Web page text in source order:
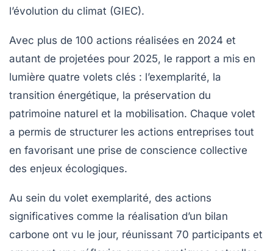
l’évolution du climat (GIEC).
Avec plus de 100 actions réalisées en 2024 et
autant de projetées pour 2025, le rapport a mis en
lumière quatre volets clés : l’exemplarité, la
transition énergétique, la préservation du
patrimoine naturel et la mobilisation. Chaque volet
a permis de structurer les actions entreprises tout
en favorisant une prise de conscience collective
des enjeux écologiques.
Au sein du volet exemplarité, des actions
significatives comme la réalisation d’un bilan
carbone ont vu le jour, réunissant 70 participants et